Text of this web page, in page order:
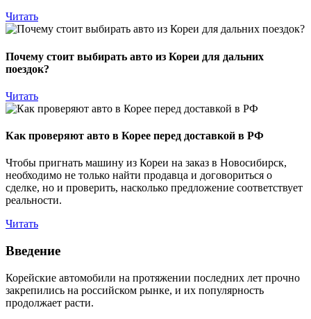
Читать
Почему стоит выбирать авто из Кореи для дальних
поездок?
Читать
Как проверяют авто в Корее перед доставкой в РФ
Чтобы пригнать машину из Кореи на заказ в Новосибирск,
необходимо не только найти продавца и договориться о
сделке, но и проверить, насколько предложение соответствует
реальности.
Читать
Введение
Корейские автомобили на протяжении последних лет прочно
закрепились на российском рынке, и их популярность
продолжает расти.